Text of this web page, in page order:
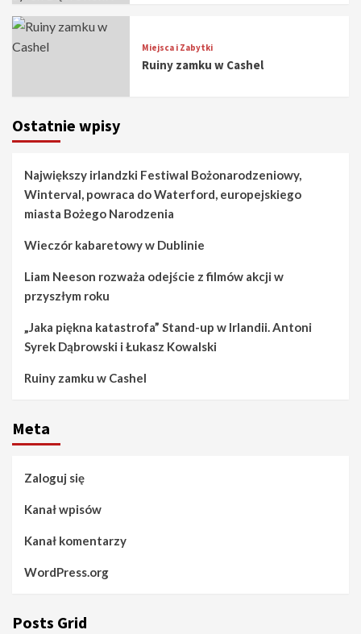
Miejsca i Zabytki
Ruiny zamku w Cashel
Ostatnie wpisy
Największy irlandzki Festiwal Bożonarodzeniowy,
Winterval, powraca do Waterford, europejskiego
miasta Bożego Narodzenia
Wieczór kabaretowy w Dublinie
Liam Neeson rozważa odejście z filmów akcji w
przyszłym roku
„Jaka piękna katastrofa” Stand-up w Irlandii. Antoni
Syrek Dąbrowski i Łukasz Kowalski
Ruiny zamku w Cashel
Meta
Zaloguj się
Kanał wpisów
Kanał komentarzy
WordPress.org
Posts Grid